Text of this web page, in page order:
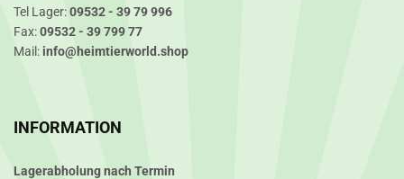
Tel Lager:09532 - 39 79 996
Fax:09532 - 39 799 77
Mail: info@heimtierworld.shop
INFORMATION
Lagerabholung nach Termin